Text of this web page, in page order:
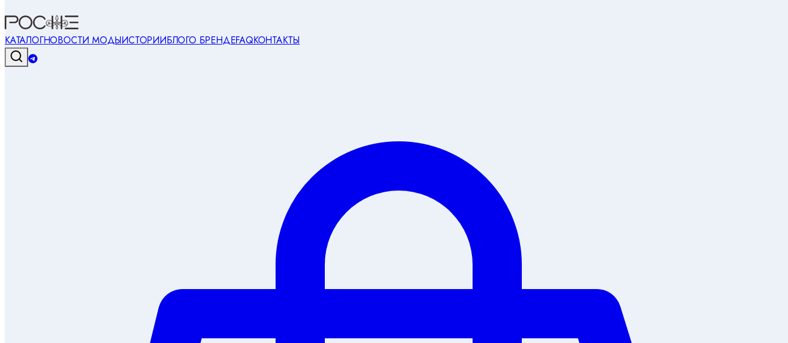
КАТАЛОГНОВОСТИ МОДЫИСТОРИИБЛОГО БРЕНДЕFAQКОНТАКТЫ